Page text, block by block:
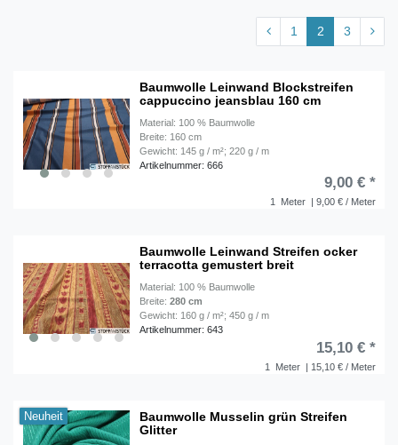
1 2 3
Baumwolle Leinwand Blockstreifen
cappuccino jeansblau 160 cm
Material: 100 % Baumwolle
Breite: 160 cm
Gewicht: 145 g / m²; 220 g / m
Artikelnummer: 666
1 Meter | 9,00 € / Meter
9,00 € *
Baumwolle Leinwand Streifen ocker
terracotta gemustert breit
Material: 100 % Baumwolle
Breite:280 cm
Gewicht: 160 g / m²; 450 g / m
Artikelnummer: 643
1 Meter | 15,10 € / Meter
15,10 € *
Neuheit
Baumwolle Musselin grün Streifen
Glitter